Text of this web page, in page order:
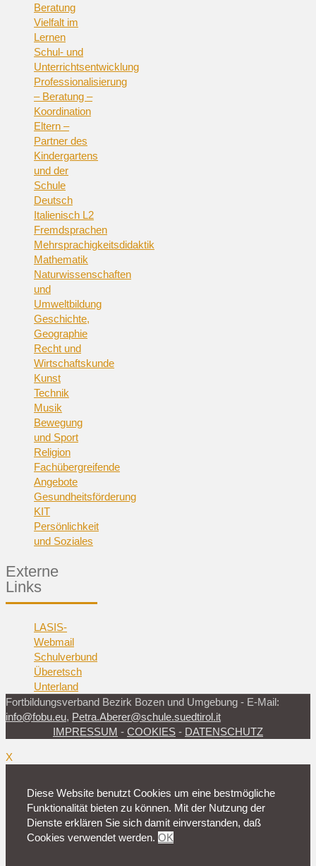
Beratung
Vielfalt im
Lernen
Schul- und
Unterrichtsentwicklung
Professionalisierung
– Beratung –
Koordination
Eltern –
Partner des
Kindergartens
und der
Schule
Deutsch
Italienisch L2
Fremdsprachen
Mehrsprachigkeitsdidaktik
Mathematik
Naturwissenschaften
und
Umweltbildung
Geschichte,
Geographie
Recht und
Wirtschaftskunde
Kunst
Technik
Musik
Bewegung
und Sport
Religion
Fachübergreifende
Angebote
Gesundheitsförderung
KIT
Persönlichkeit
und Soziales
Externe
Links
LASIS-
Webmail
Schulverbund
Überetsch
Unterland
Fortbildungsverband Bezirk Bozen und Umgebung - E-Mail:
info@fobu.eu, Petra.Aberer@schule.suedtirol.it
IMPRESSUM - COOKIES - DATENSCHUTZ
X
Diese Website benutzt Cookies um eine bestmögliche
Funktionalität bieten zu können. Mit der Nutzung der
Dienste erklären Sie sich damit einverstanden, daß
Cookies verwendet werden. OK